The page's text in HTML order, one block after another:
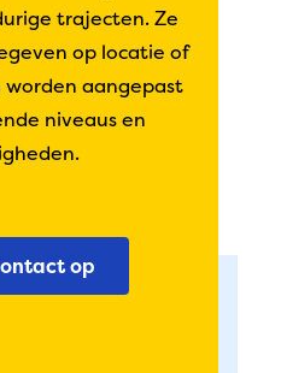
trajecten. Ze
op locatie of
aangepast
niveaus en
op